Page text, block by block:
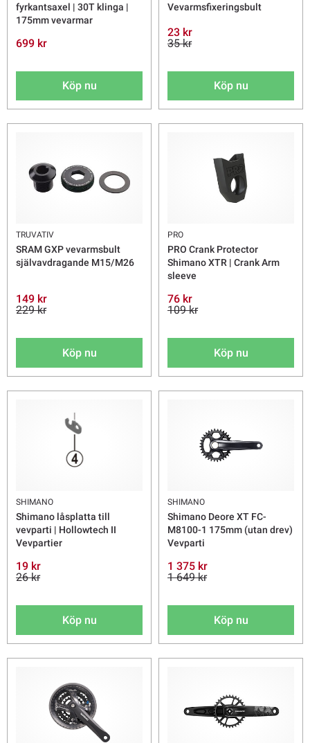
fyrkantsaxel | 30T klinga |
175mm vevarmar
699 kr
Köp nu
Vevarmsfixeringsbult
23 kr
35 kr
Köp nu
TRUVATIV
SRAM GXP vevarmsbult
självavdragande M15/M26
149 kr
229 kr
Köp nu
PRO
PRO Crank Protector
Shimano XTR | Crank Arm
sleeve
76 kr
109 kr
Köp nu
SHIMANO
Shimano låsplatta till
vevparti | Hollowtech II
Vevpartier
19 kr
26 kr
Köp nu
SHIMANO
Shimano Deore XT FC-
M8100-1 175mm (utan drev)
Vevparti
1 375 kr
1 649 kr
Köp nu